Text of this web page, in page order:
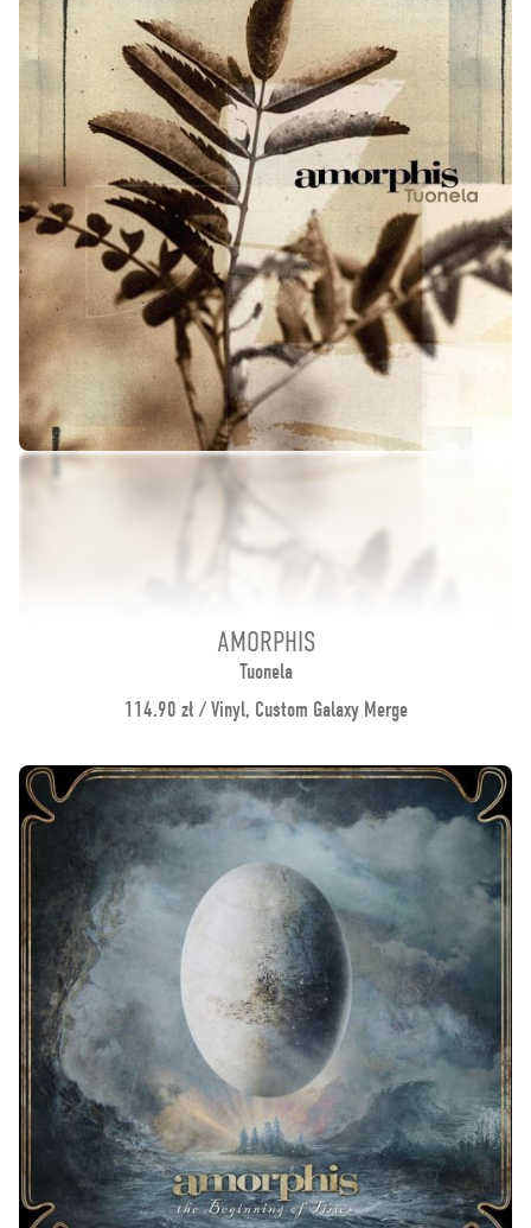
AMORPHIS
Tuonela
114.90 zł / Vinyl, Custom Galaxy Merge